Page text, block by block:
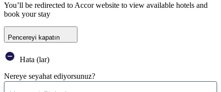
You’ll be redirected to Accor website to view available hotels and
book your stay
Pencereyi kapatın
Hata (lar)
Nereye seyahat ediyorsunuz?